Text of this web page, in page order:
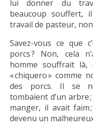
lui donner du
beaucoup souffert,
travail de pasteur,
Savez-vous ce que
porcs ? Non, cela
homme souffrait là,
« chiquero » comme
des porcs. Il se
tombaient d’un arbre
manger, il avait
devenu un